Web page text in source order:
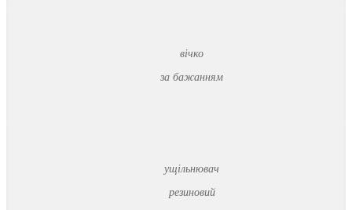
вічко
за бажанням
ущільнювач
резиновий